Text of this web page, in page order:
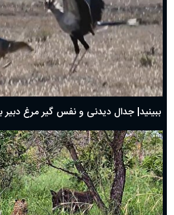
دعای روز چهارم ماه مبارک رمضان؛ ۳ اسفند ۱۴۰۴
دعای روز سوم ماه مبارک رمضان؛ ۱۴ اسفند ۱۴۰۴
دعای روز دوم ماه مبارک رمضان ۱ اسفند ماه ۱۴۰۴
دعای روز اول ماه مبارک رمضان، ۳۰ بهمن ۱۴۰۴
حضرت زینب(س) چگونه از دنیا رفت؟
بهترین پیامک تبریک روز پدر ۱۴۰۴؛ جملات زیبا و صمیمانه
ببینید| جدال دیدنی و نفس گیر مرغ دبیر